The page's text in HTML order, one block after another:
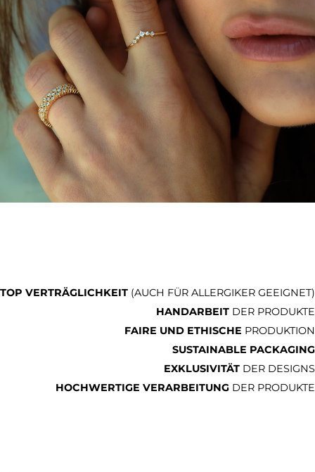
TOP VERTRÄGLICHKEIT (AUCH FÜR ALLERGIKER GEEIGNET)
HANDARBEIT DER PRODUKTE
FAIRE UND ETHISCHE PRODUKTION
SUSTAINABLE PACKAGING
EXKLUSIVITÄT DER DESIGNS
HOCHWERTIGE VERARBEITUNG DER PRODUKTE